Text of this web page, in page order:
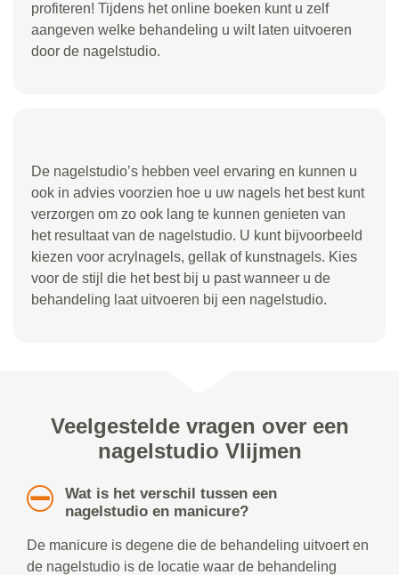
profiteren! Tijdens het online boeken kunt u zelf
aangeven welke behandeling u wilt laten uitvoeren
door de nagelstudio.
De nagelstudio’s hebben veel ervaring en kunnen u
ook in advies voorzien hoe u uw nagels het best kunt
verzorgen om zo ook lang te kunnen genieten van
het resultaat van de nagelstudio. U kunt bijvoorbeeld
kiezen voor acrylnagels, gellak of kunstnagels. Kies
voor de stijl die het best bij u past wanneer u de
behandeling laat uitvoeren bij een nagelstudio.
Veelgestelde vragen over een
nagelstudio Vlijmen
Wat is het verschil tussen een
nagelstudio en manicure?
De manicure is degene die de behandeling uitvoert en
de nagelstudio is de locatie waar de behandeling